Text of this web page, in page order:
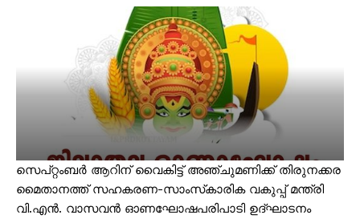
സെപ്റ്റംബർ ആറിന് വൈകിട്ട് അഞ്ചുമണിക്ക് തിരുനക്കര
മൈതാനത്ത് സഹകരണ-സാംസ്‌കാരിക വകുപ്പ് മന്ത്രി
വി.എൻ. വാസവൻ ഓണഘോഷപരിപാടി ഉദ്ഘാടനം